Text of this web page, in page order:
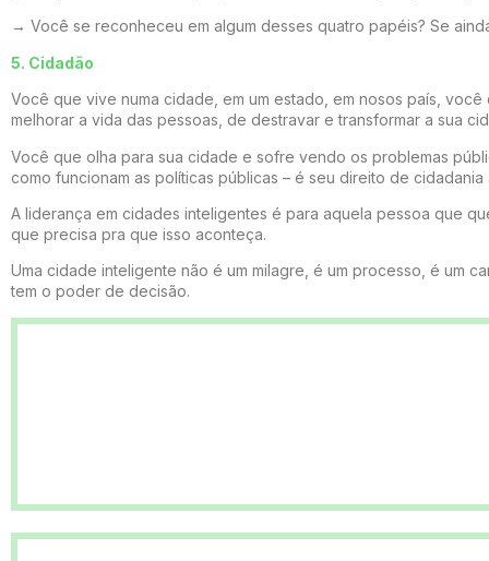
→ Você se reconheceu em algum desses quatro papéis? Se
5. Cidadão
Você que vive numa cidade, em um estado, em nosos país,
melhorar a vida das pessoas, de destravar e transformar a sua
Você que olha para sua cidade e sofre vendo os problemas
como funcionam as políticas públicas – é seu direito de
A liderança em cidades inteligentes é para aquela pessoa que
que precisa pra que isso aconteça.
Uma cidade inteligente não é um milagre, é um processo, é um
tem o poder de decisão.